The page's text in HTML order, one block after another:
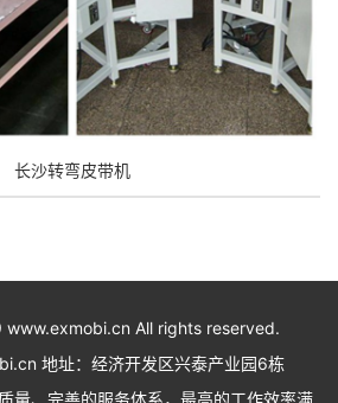
长沙转弯皮带机
All rights reserved.
地址：经济开发区兴泰产业园6栋
量、完善的服务体系，最高的工作效率满